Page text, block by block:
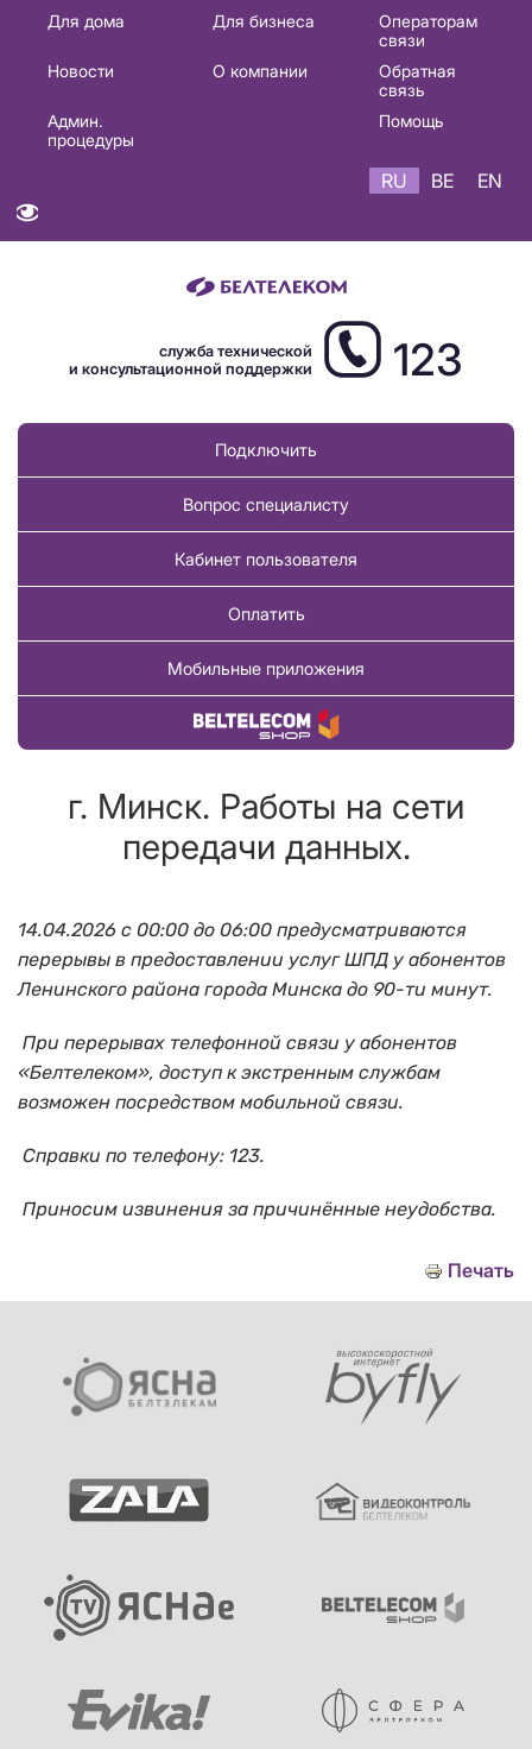
Основная
навигация
Для дома Для бизнеса
Операторам
связи
Новости
О компании
Обратная
связь
Админ.
процедуры
Помощь
RU BE EN
служба технической
и консультационной поддержки
123
Подключить
Вопрос специалисту
Кабинет пользователя
Оплатить
Мобильные приложения
Купить товар
г. Минск. Работы на сети
передачи данных.
14.04.2026 с 00:00 до 06:00 предусматриваются
перерывы в предоставлении услуг ШПД у абонентов
Ленинского района города Минска до 90-ти минут.
При перерывах телефонной связи у абонентов
«Белтелеком», доступ к экстренным службам
возможен посредством мобильной связи.
Справки по телефону: 123.
Приносим извинения за причинённые неудобства.
Печать